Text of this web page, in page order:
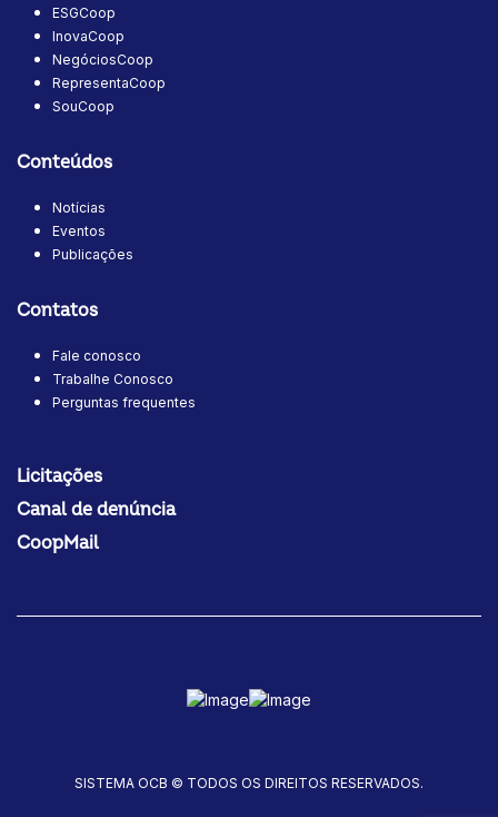
ESGCoop
InovaCoop
NegóciosCoop
RepresentaCoop
SouCoop
Conteúdos
Notícias
Eventos
Publicações
Contatos
Fale conosco
Trabalhe Conosco
Perguntas frequentes
Licitações
Canal de denúncia
CoopMail
SISTEMA OCB © TODOS OS DIREITOS RESERVADOS.